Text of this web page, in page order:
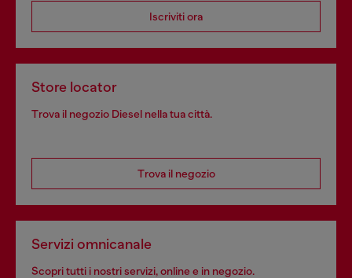
Iscriviti ora
Store locator
Trova il negozio Diesel nella tua città.
Trova il negozio
Servizi omnicanale
Scopri tutti i nostri servizi, online e in negozio.